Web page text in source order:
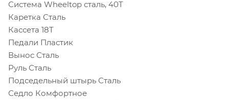
Система Wheeltop сталь, 40T
Каретка Сталь
Кассета 18T
Педали Пластик
Вынос Сталь
Руль Сталь
Подседельный штырь Сталь
Седло Комфортное